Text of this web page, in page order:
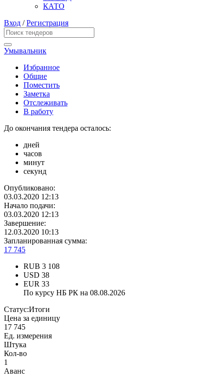
КАТО
Вход /Регистрация
Умывальник
Избранное
Общие
Поместить
Заметка
Отслеживать
В работу
До окончания тендера осталось:
дней
часов
минут
секунд
Опубликовано:
03.03.2020 12:13
Начало подачи:
03.03.2020 12:13
Завершение:
12.03.2020 10:13
Запланированная сумма:
17 745
RUB 3 108
USD 38
EUR 33
По курсу НБ РК на 08.08.2026
Статус:Итоги
Цена за единицу
17 745
Ед. измерения
Штука
Кол-во
1
Аванс